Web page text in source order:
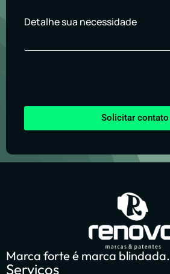
Detalhe sua necessidade
Solicitar contato
Marca forte é marca blindada.
Serviços